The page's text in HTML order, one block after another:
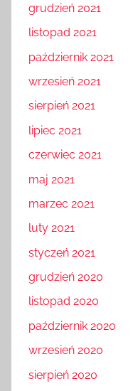
grudzień 2021
listopad 2021
październik 2021
wrzesień 2021
sierpień 2021
lipiec 2021
czerwiec 2021
maj 2021
marzec 2021
luty 2021
styczeń 2021
grudzień 2020
listopad 2020
październik 2020
wrzesień 2020
sierpień 2020